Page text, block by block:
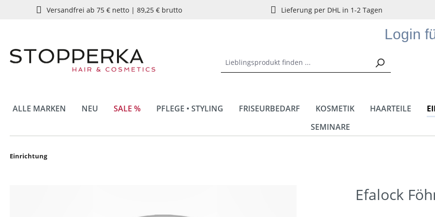
Zur Hauptnavigation springen
Versandfrei ab 75 € netto | 89,25 € brutto Lieferung per DHL in 1-2 Tagen
Login
ALLE MARKEN NEU SALE % PFLEGE • STYLING FRISEURBEDARF KOSMETIK HAARTEILE
SEMINARE
Einrichtung
Efalock